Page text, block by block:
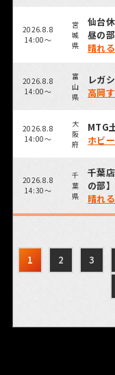
2026.8.8
14:00～
宮
城
県
仙台
昼の
晴れ
2026.8.8
14:00～
富
山
県
レガ
高岡
2026.8.8
14:00～
大
阪
府
MTG
ホビ
2026.8.8
14:30～
千
葉
県
千葉
の部
晴れ
1 2 3